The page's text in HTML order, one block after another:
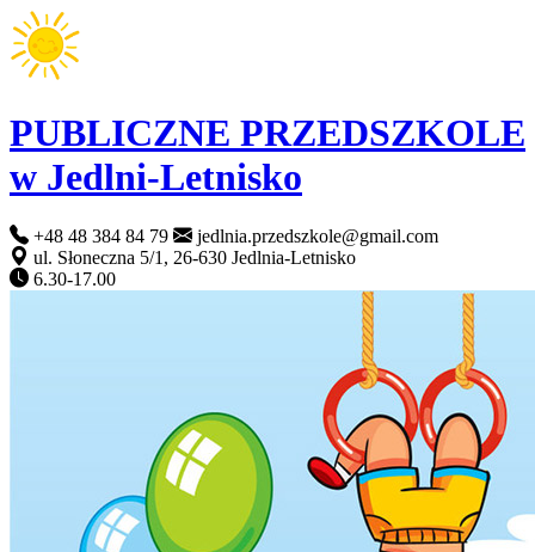
PUBLICZNE PRZEDSZKOLE
w Jedlni-Letnisko
+48 48 384 84 79
jedlnia.przedszkole@gmail.com
ul. Słoneczna 5/1, 26-630 Jedlnia-Letnisko
6.30-17.00